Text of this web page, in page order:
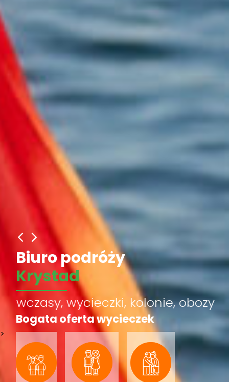
>
Biuro podróży
Krystad
wczasy, wycieczki, kolonie, obozy
Bogata oferta wycieczek